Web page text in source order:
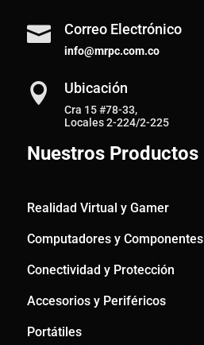
 Correo Electrónico
info@mrpc.com.co
 Ubicación
Cra 15 #78-33,
Locales 2-224/2-225
Nuestros Productos
Realidad Virtual y Gamer
Computadores y Componentes
Conectividad y Protección
Accesorios y Periféricos
Portátiles